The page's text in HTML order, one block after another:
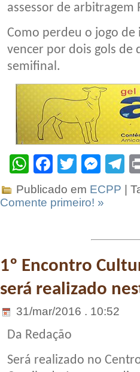
assessor de arbitragem
Como perdeu o jogo de
vencer por dois gols de
semifinal.
WhatsApp
Facebook
Twitter
Publicado em ECPP |
Comente primeiro! »
1º Encontro
será realizado
31/mar/2016 . 10:52
Da Redação
Será realizado no